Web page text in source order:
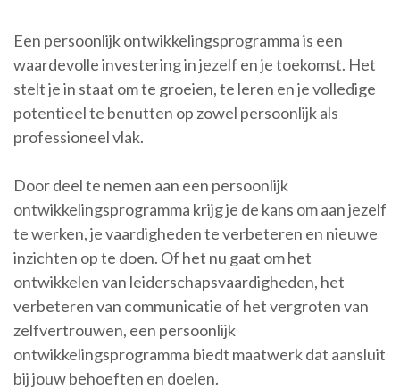
Een persoonlijk ontwikkelingsprogramma is een
waardevolle investering in jezelf en je toekomst. Het
stelt je in staat om te groeien, te leren en je volledige
potentieel te benutten op zowel persoonlijk als
professioneel vlak.
Door deel te nemen aan een persoonlijk
ontwikkelingsprogramma krijg je de kans om aan jezelf
te werken, je vaardigheden te verbeteren en nieuwe
inzichten op te doen. Of het nu gaat om het
ontwikkelen van leiderschapsvaardigheden, het
verbeteren van communicatie of het vergroten van
zelfvertrouwen, een persoonlijk
ontwikkelingsprogramma biedt maatwerk dat aansluit
bij jouw behoeften en doelen.